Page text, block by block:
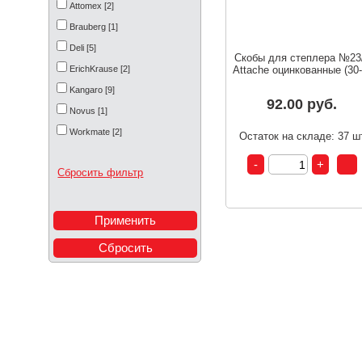
Attomex [2]
Brauberg [1]
Deli [5]
ErichKrause [2]
Kangaro [9]
Novus [1]
Workmate [2]
Сбросить фильтр
Скобы для степлера
Attache оцинкованные
92.00 руб.
Остаток на складе: 37